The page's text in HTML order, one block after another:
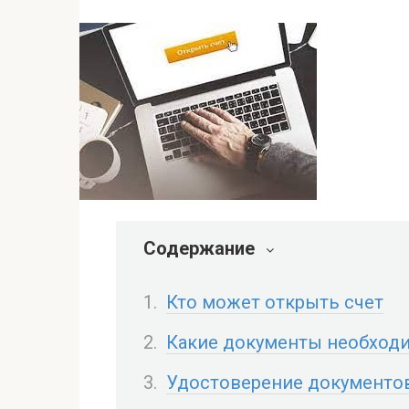
Содержание
Кто может открыть счет
Какие документы
Удостоверение